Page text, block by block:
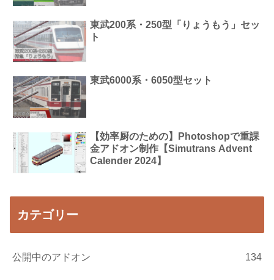
東武200系・250型「りょうもう」セッ
ト
東武6000系・6050型セット
【効率厨のための】Photoshopで重課
金アドオン制作【Simutrans Advent
Calender 2024】
カテゴリー
公開中のアドオン 134